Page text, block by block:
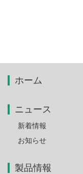
ホーム
ニュース
新着情報
お知らせ
製品情報